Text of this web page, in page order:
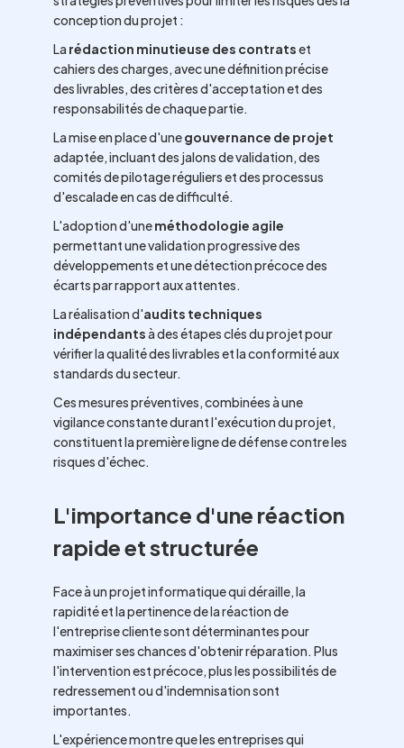
conception du projet :
La rédaction minutieuse des contratset
cahiers des charges, avec une définition précise
des livrables, des critères d'acceptation et des
responsabilités de chaque partie.
La mise en place d'unegouvernance de projet
adaptée, incluant des jalons de validation, des
comités de pilotage réguliers et des processus
d'escalade en cas de difficulté.
L'adoption d'uneméthodologie agile
permettant une validation progressive des
développements et une détection précoce des
écarts par rapport aux attentes.
La réalisation d'audits techniques
indépendantsà des étapes clés du projet pour
vérifier la qualité des livrables et la conformité aux
standards du secteur.
Ces mesures préventives, combinées à une
vigilance constante durant l'exécution du projet,
constituent la première ligne de défense contre les
risques d'échec.
L'importance d'une réaction
rapide et structurée
Face à un projet informatique qui déraille, la
rapidité et la pertinence de la réaction de
l'entreprise cliente sont déterminantes pour
maximiser ses chances d'obtenir réparation. Plus
l'intervention est précoce, plus les possibilités de
redressement ou d'indemnisation sont
importantes.
L'expérience montre que les entreprises qui